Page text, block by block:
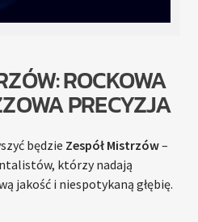
ROCKOWA
PRECYZJA
będzie Zespół Mistrzów–
którzy nadają
jakość i niespotykaną głębię.